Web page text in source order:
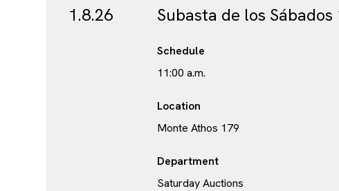
1.8.26 Subasta de los Sábados
Schedule
11:00 a.m.
Location
Monte Athos 179
Department
Saturday Auctions